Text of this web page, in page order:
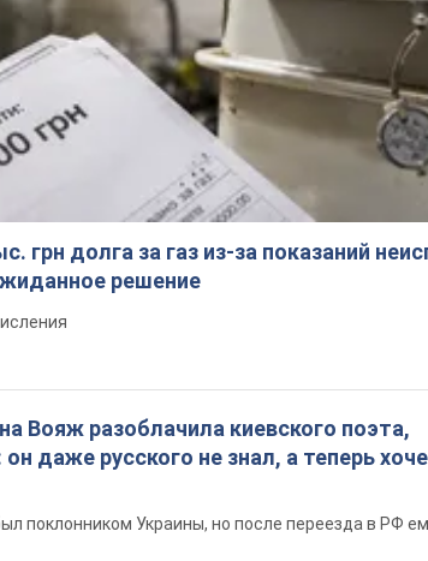
грн долга за газ из-за показаний
решение
Вояж разоблачила киевского поэта,
даже русского не знал, а теперь
поклонником Украины, но после переезда в РФ